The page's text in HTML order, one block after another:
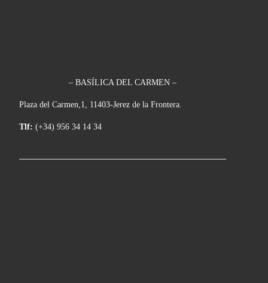
– BASÍLICA DEL CARMEN –
Plaza del Carmen,1, 11403-Jerez de la Frontera.
Tlf: (+34) 956 34 14 34